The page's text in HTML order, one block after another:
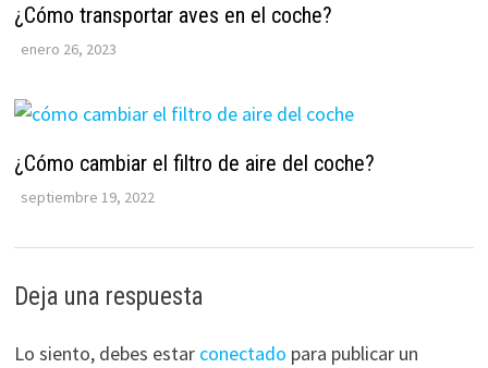
¿Cómo transportar aves en el coche?
enero 26, 2023
¿Cómo cambiar el filtro de aire del coche?
septiembre 19, 2022
Deja una respuesta
Lo siento, debes estar conectado para publicar un